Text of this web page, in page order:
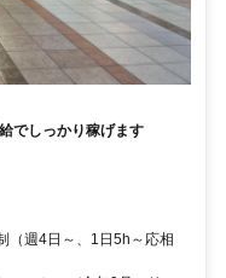
でしっかり稼げます
（週4日～、1日5h～応相